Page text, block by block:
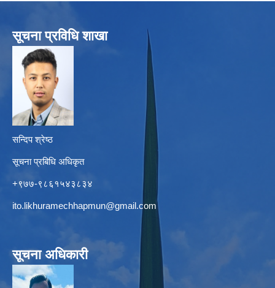
सूचना प्रविधि शाखा
सन्दिप श्रेष्ठ
सूचना प्रबिधि अधिकृत
+९७७-९८६१५४३८३४
ito.likhuramechhapmun@gmail.com
सूचना अधिकारी